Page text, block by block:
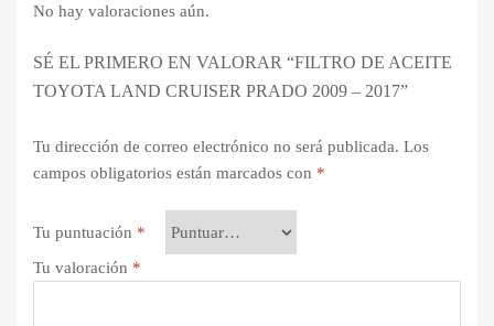
No hay valoraciones aún.
SÉ EL PRIMERO EN VALORAR “FILTRO DE ACEITE
TOYOTA LAND CRUISER PRADO 2009 – 2017”
Tu dirección de correo electrónico no será publicada. Los
campos obligatorios están marcados con *
Tu puntuación *
Tu valoración *